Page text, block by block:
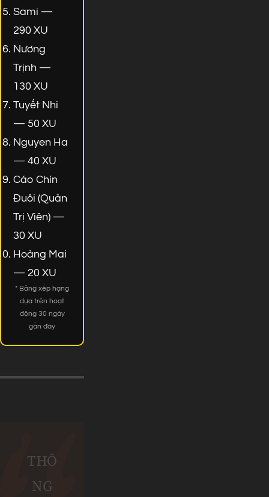
Sami —
290 XU
Nương
Trịnh —
130 XU
Tuyết Nhi
— 50 XU
Nguyen Ha
— 40 XU
Cáo Chín
Đuôi (Quản
Trị Viên) —
30 XU
Hoàng Mai
— 20 XU
* Bảng xếp hạng
dựa trên hoạt
động 30 ngày
gần đây
THÔ
NG